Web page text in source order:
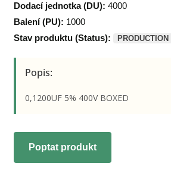
Dodací jednotka (DU): 4000
Balení (PU): 1000
Stav produktu (Status):
PRODUCTION
Popis:
0,1200UF 5% 400V BOXED
Poptat produkt